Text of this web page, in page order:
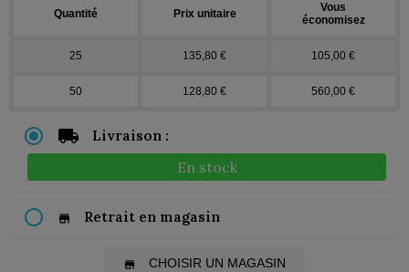
Quantité Prix unitaire
Vous
économisez
25 135,80 € 105,00 €
50 128,80 € 560,00 €
Livraison :
En stock
store Retrait en magasin
store CHOISIR UN MAGASIN